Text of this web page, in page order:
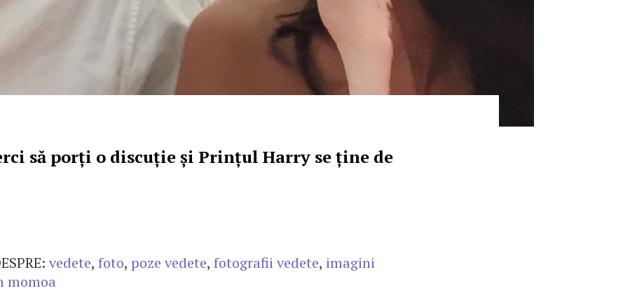
să porți o discuție și Prințul Harry se ține de
vedete, foto, poze vedete, fotografii vedete, imagini
momoa